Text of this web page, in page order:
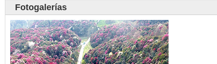
Fotogalerías